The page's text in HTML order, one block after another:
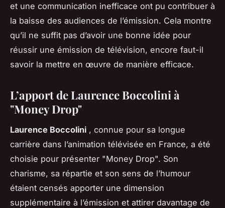
et une communication inefficace ont pu contribuer à
la baisse des audiences de l’émission. Cela montre
qu’il ne suffit pas d’avoir une bonne idée pour
réussir une émission de télévision, encore faut-il
savoir la mettre en œuvre de manière efficace.
L’apport de Laurence Boccolini à
"Money Drop"
Laurence Boccolini , connue pour sa longue
carrière dans l’animation télévisée en France, a été
choisie pour présenter "Money Drop". Son
charisme, sa répartie et son sens de l’humour
étaient censés apporter une dimension
supplémentaire à l’émission et attirer davantage de